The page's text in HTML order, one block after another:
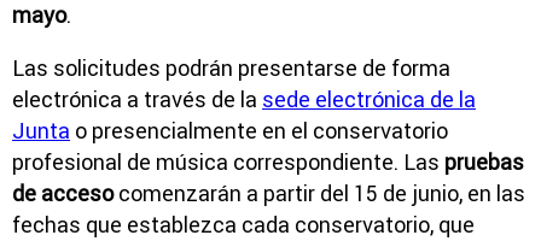
mayo.
Las solicitudes podrán presentarse de forma
electrónica a través de la sede electrónica de la
Junta o presencialmente en el conservatorio
profesional de música correspondiente. Las pruebas
de accesocomenzarán a partir del 15 de junio, en las
fechas que establezca cada conservatorio, que